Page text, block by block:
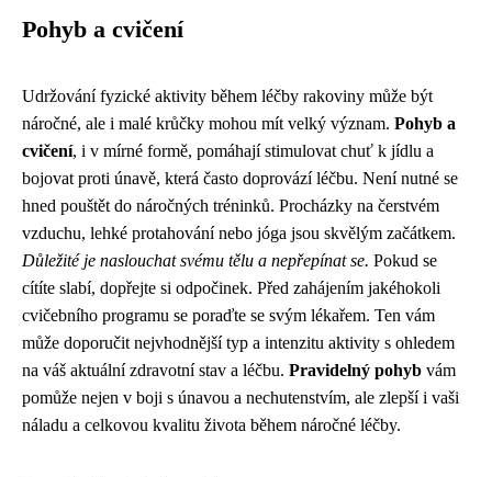
Pohyb a cvičení
Udržování fyzické aktivity během léčby rakoviny může být
náročné, ale i malé krůčky mohou mít velký význam. Pohyb a
cvičení, i v mírné formě, pomáhají stimulovat chuť k jídlu a
bojovat proti únavě, která často doprovází léčbu. Není nutné se
hned pouštět do náročných tréninků. Procházky na čerstvém
vzduchu, lehké protahování nebo jóga jsou skvělým začátkem.
Důležité je naslouchat svému tělu a nepřepínat se. Pokud se
cítíte slabí, dopřejte si odpočinek. Před zahájením jakéhokoli
cvičebního programu se poraďte se svým lékařem. Ten vám
může doporučit nejvhodnější typ a intenzitu aktivity s ohledem
na váš aktuální zdravotní stav a léčbu. Pravidelný pohyb vám
pomůže nejen v boji s únavou a nechutenstvím, ale zlepší i vaši
náladu a celkovou kvalitu života během náročné léčby.